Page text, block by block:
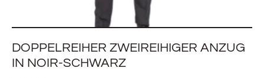
DOPPELREIHER ZWEIREIHIGER ANZUG
IN NOIR-SCHWARZ